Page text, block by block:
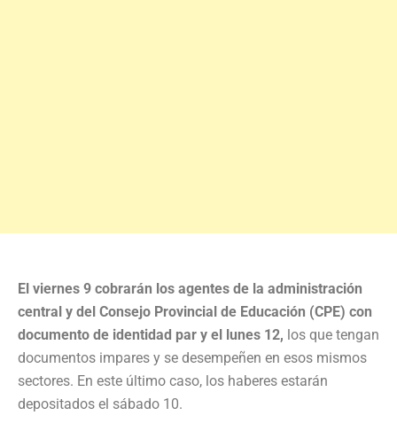
El viernes 9 cobrarán los agentes de la administración
central y del Consejo Provincial de Educación (CPE) con
documento de identidad par y el lunes 12, los que tengan
documentos impares y se desempeñen en esos mismos
sectores. En este último caso, los haberes estarán
depositados el sábado 10.